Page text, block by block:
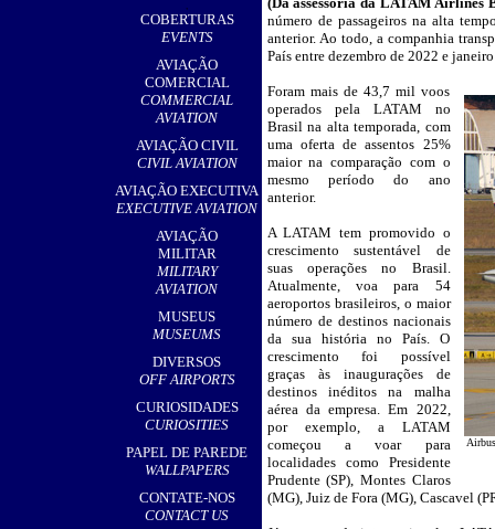
,
COBERTURAS
EVENTS
AVIAÇÃO
COMERCIAL
COMMERCIAL
AVIATION
AVIAÇÃO CIVIL
CIVIL AVIATION
AVIAÇÃO EXECUTIVA
EXECUTIVE AVIATION
AVIAÇÃO
MILITAR
MILITARY
AVIATION
MUSEUS
MUSEUMS
DIVERSOS
OFF AIRPORTS
CURIOSIDADES
CURIOSITIES
PAPEL DE PAREDE
WALLPAPERS
CONTATE-NOS
CONTACT US
número de passageiros na alta
anterior. Ao todo, a companhia
País entre dezembro de 2022 e
Foram mais de 43,7 mil voos
operados pela LATAM no
Brasil na alta temporada, com
uma oferta de assentos 25%
maior na comparação com o
mesmo período do ano
anterior.
A LATAM tem promovido o
crescimento sustentável de
suas operações no Brasil.
Atualmente, voa para 54
aeroportos brasileiros, o maior
número de destinos nacionais
da sua história no País. O
crescimento foi possível
graças às inaugurações de
destinos inéditos na malha
aérea da empresa. Em 2022,
por exemplo, a LATAM
começou a voar para
localidades como Presidente
Prudente (SP), Montes Claros
(MG), Juiz de Fora (MG), Cascavel